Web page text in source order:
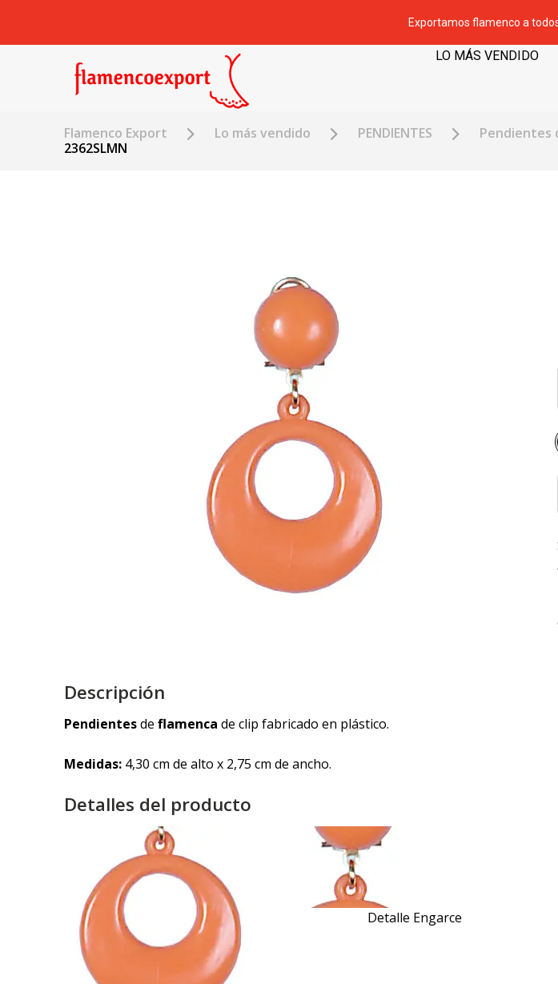
Exportamos flamenco a
LO MÁS VENDIDO
Flamenco Export Lo más vendido PENDIENTES Pendientes
2362SLMN
Descripción
Pendientesde flamenca de clip fabricado en plástico.
Medidas: 4,30 cm de alto x 2,75 cm de ancho.
Detalles del producto
Detalle Engarce